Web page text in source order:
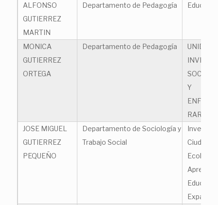
ALFONSO
GUTIERREZ
MARTIN
Departamento de Pedagogía
MONICA
GUTIERREZ
ORTEGA
Departamento de Pedagogía
UNIDAD
SOCIAL
Y
RARAS
JOSE MIGUEL
GUTIERREZ
PEQUEÑO
Departamento de Sociología y
Trabajo Social